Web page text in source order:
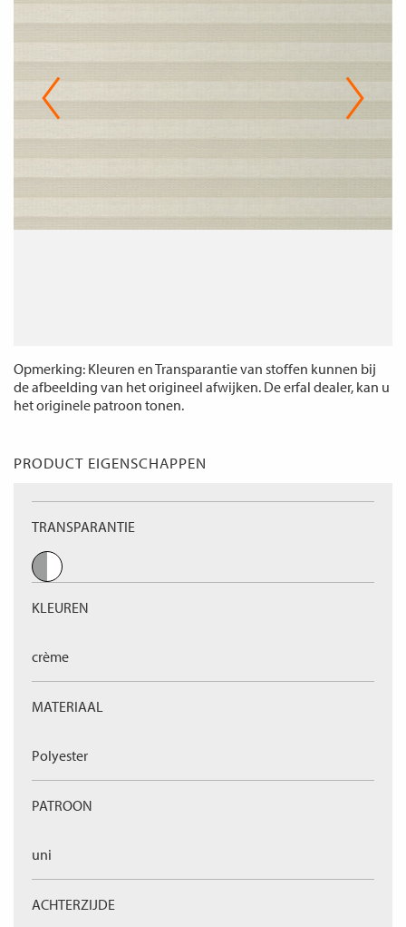
Opmerking: Kleuren en Transparantie van stoffen kunnen bij
de afbeelding van het origineel afwijken. De erfal dealer, kan u
het originele patroon tonen.
PRODUCT EIGENSCHAPPEN
TRANSPARANTIE
KLEUREN
crème
MATERIAAL
Polyester
PATROON
uni
ACHTERZIJDE